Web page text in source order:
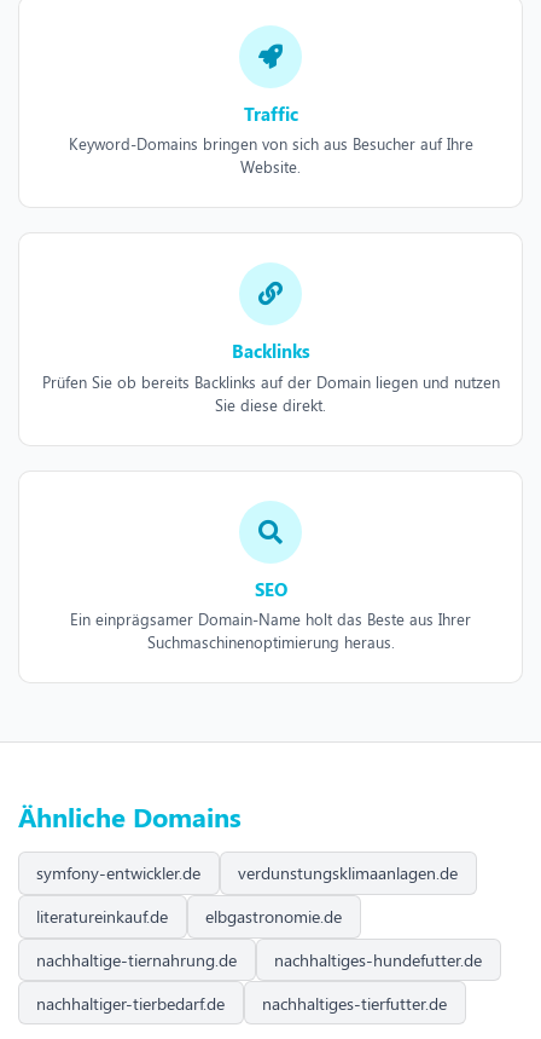
Traffic
Keyword-Domains bringen von sich aus Besucher auf Ihre
Website.
Backlinks
Prüfen Sie ob bereits Backlinks auf der Domain liegen und nutzen
Sie diese direkt.
SEO
Ein einprägsamer Domain-Name holt das Beste aus Ihrer
Suchmaschinenoptimierung heraus.
Ähnliche Domains
symfony-entwickler.de
verdunstungsklimaanlagen.de
literatureinkauf.de
elbgastronomie.de
nachhaltige-tiernahrung.de
nachhaltiges-hundefutter.de
nachhaltiger-tierbedarf.de
nachhaltiges-tierfutter.de